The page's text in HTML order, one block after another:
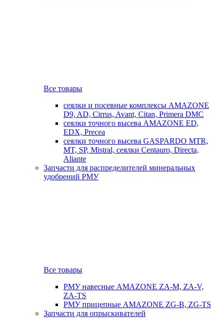
Все товары
сеялки и посевные комплексы AMAZONE
D9, AD, Cirrus, Avant, Citan, Primera DMC
сеялки точного высева AMAZONE ED,
EDX, Precea
сеялки точного высева GASPARDO MTR,
MT, SP, Mistral, сеялки Centauro, Directa,
Aliante
Запчасти для распределителей минеральных
удобрений РМУ
Все товары
РМУ навесные AMAZONE ZA-M, ZA-V,
ZA-TS
РМУ прицепные AMAZONE ZG-B, ZG-TS
Запчасти для опрыскивателей